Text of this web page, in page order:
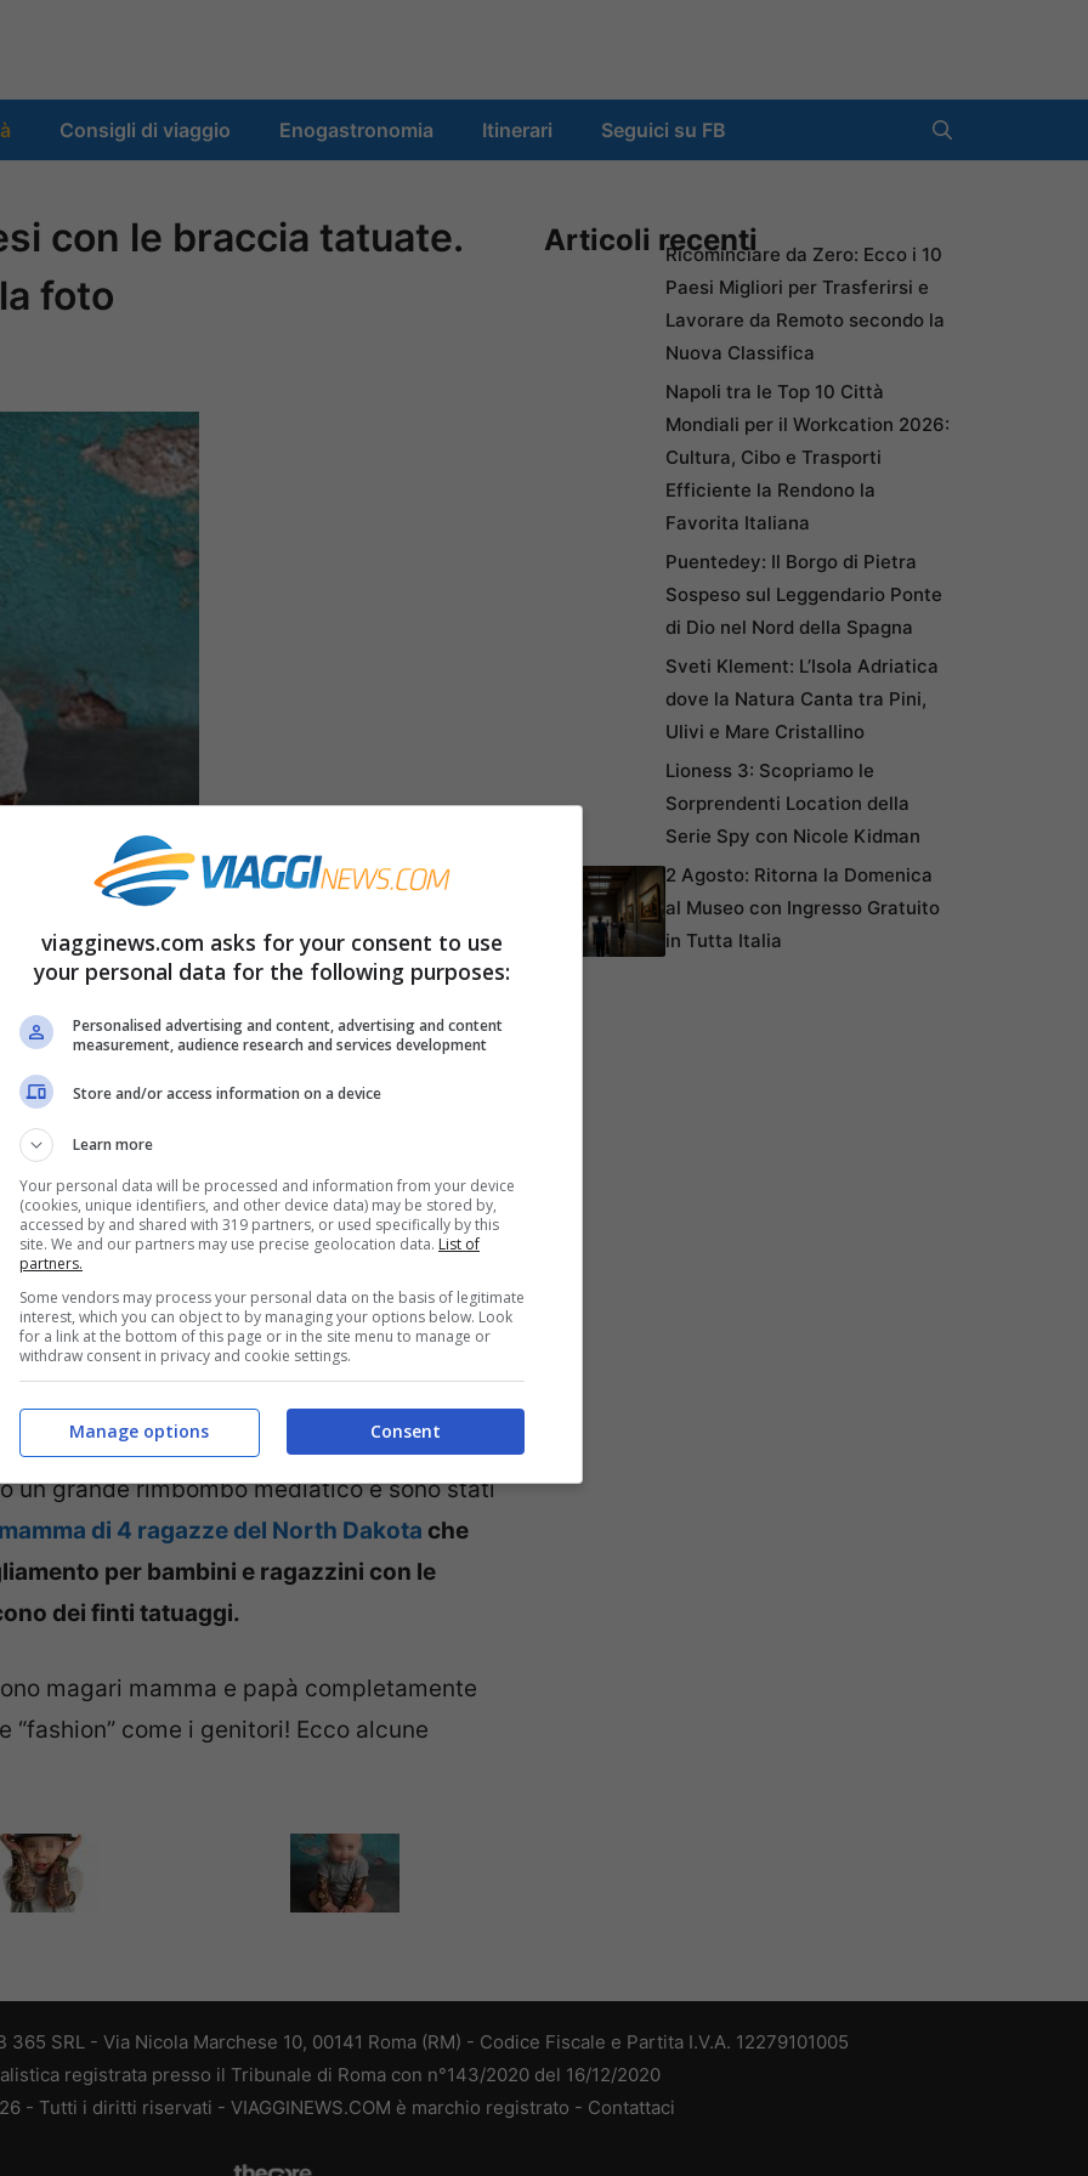
Consigli di viaggio Enogastronomia Itinerari Seguici su FB
con le braccia tatuate.
foto
la foto di un bambino disperato mentre
quando, secondo diverse fonti, una
per aver tatuato il figlio di soli 9 mesi. Ad
ancora non si sa se questa
sappiamo è che tutte le notizie riportate
che tatuano i loro figli sono bufale!
un grande rimbombo mediatico e sono stati
mamma di 4 ragazze del North Dakota che
per bambini e ragazzini con le
dei finti tatuaggi.
magari mamma e papà completamente
come i genitori! Ecco alcune
Articoli recentiRicominciare da Zero: Ecco i 10
Paesi Migliori per Trasferirsi e
Lavorare da Remoto secondo la
Nuova Classifica
Napoli tra le Top 10 Città
Mondiali per il Workcation 2026:
Cultura, Cibo e Trasporti
Efficiente la Rendono la
Favorita Italiana
Puentedey: Il Borgo di Pietra
Sospeso sul Leggendario Ponte
di Dio nel Nord della Spagna
Sveti Klement: L’Isola Adriatica
dove la Natura Canta tra Pini,
Ulivi e Mare Cristallino
Lioness 3: Scopriamo le
Sorprendenti Location della
Serie Spy con Nicole Kidman
2 Agosto: Ritorna la Domenica
al Museo con Ingresso Gratuito
in Tutta Italia
SRL - Via Nicola Marchese 10, 00141 Roma (RM) - Codice Fiscale e Partita I.V.A. 12279101005
registrata presso il Tribunale di Roma con n°143/2020 del 16/12/2020
- Tutti i diritti riservati - VIAGGINEWS.COM è marchio registrato - Contattaci
viagginews.com asks for your consent to use
your personal data for the following purposes:
Personalised advertising and content, advertising and content
measurement, audience research and services development
Store and/or access information on a device
Learn more
Your personal data will be processed and information from your device
(cookies, unique identifiers, and other device data) may be stored by,
accessed by and shared with 319 partners, or used specifically by this
site. We and our partners may use precise geolocation data. List of
partners.
Some vendors may process your personal data on the basis of legitimate
interest, which you can object to by managing your options below. Look
for a link at the bottom of this page or in the site menu to manage or
withdraw consent in privacy and cookie settings.
Consent
Manage options